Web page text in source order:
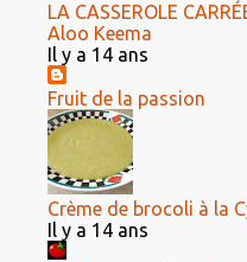
LA CASSEROLE
Aloo Keema
Il y a 14 ans
Fruit de la passion
Crème de brocoli à la
Il y a 14 ans